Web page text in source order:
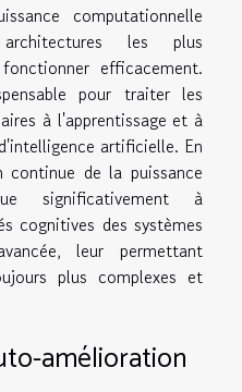
computationnelle
les plus
efficacement.
pour traiter les
à l'apprentissage et à
artificielle. En
continue de la puissance
significativement à
cognitives des systèmes
leur permettant
plus complexes et
amélioration